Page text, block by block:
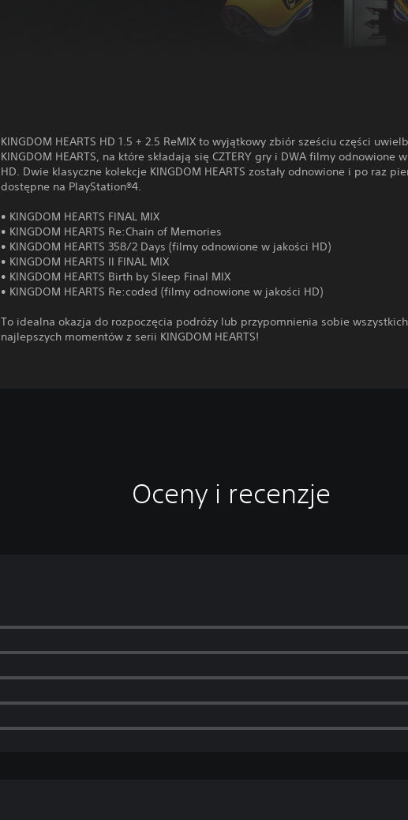
KINGDOM HEARTS HD 1.5 + 2.5 ReMIX to wyjątkowy zbiór sześciu części
KINGDOM HEARTS, na które składają się CZTERY gry i DWA filmy odnowione
HD. Dwie klasyczne kolekcje KINGDOM HEARTS zostały odnowione i po raz
dostępne na PlayStation®4.
• KINGDOM HEARTS FINAL MIX
• KINGDOM HEARTS Re:Chain of Memories
• KINGDOM HEARTS 358/2 Days (filmy odnowione w jakości HD)
• KINGDOM HEARTS II FINAL MIX
• KINGDOM HEARTS Birth by Sleep Final MIX
• KINGDOM HEARTS Re:coded (filmy odnowione w jakości HD)
To idealna okazja do rozpoczęcia podróży lub przypomnienia sobie wszystkich
najlepszych momentów z serii KINGDOM HEARTS!
Oceny i recenzje